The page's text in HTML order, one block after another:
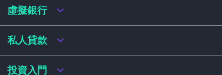
虛擬銀行
虛擬銀行迎新優惠
虛擬銀行存款利率比較
虛擬銀行銀扣賬卡 / 信用卡
私人貸款
私人貸款年利率比較
投資入門